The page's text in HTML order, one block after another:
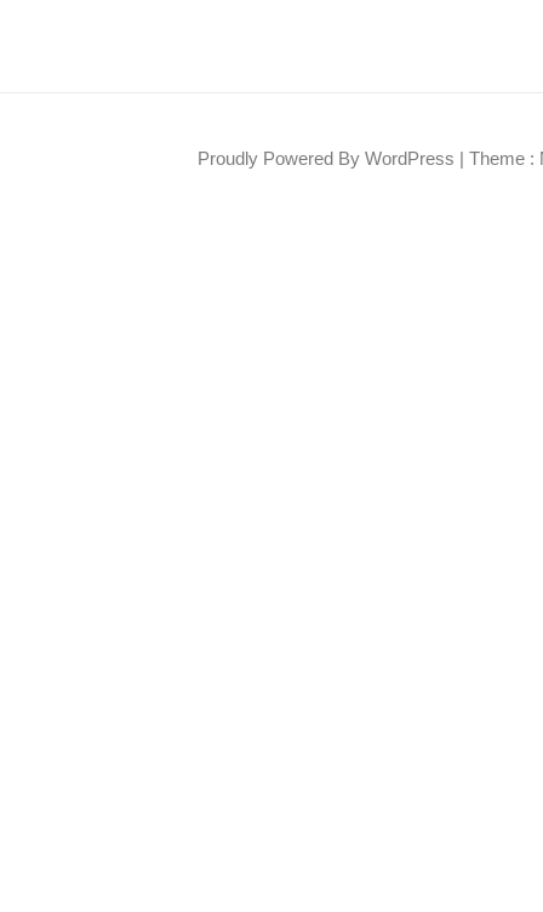
Proudly Powered By WordPress | Theme :